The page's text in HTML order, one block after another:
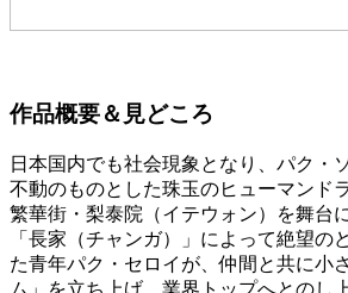
作品概要＆見どころ
日本国内でも社会現象となり、パク・
不動のものとした珠玉のヒューマンド
繁華街・梨泰院（イテウォン）を舞台
「長家（チャンガ）」によって絶望の
た青年パク・セロイが、仲間と共に小
ム」を立ち上げ、業界トップへとのし